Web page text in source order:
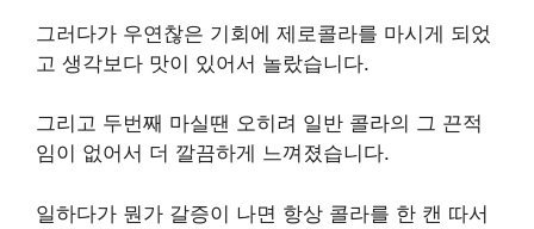
그러다가 우연찮은 기회에 제로콜라를 마시게 되었
고 생각보다 맛이 있어서 놀랐습니다.
그리고 두번째 마실땐 오히려 일반 콜라의 그 끈적
임이 없어서 더 깔끔하게 느껴졌습니다.
일하다가 뭔가 갈증이 나면 항상 콜라를 한 캔 따서